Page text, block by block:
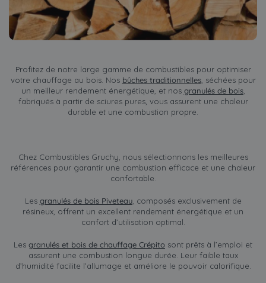
Profitez de notre large gamme de combustibles pour optimiser
votre chauffage au bois. Nos bûches traditionnelles, séchées pour
un meilleur rendement énergétique, et nos granulés de bois,
fabriqués à partir de sciures pures, vous assurent une chaleur
durable et une combustion propre.
Chez Combustibles Gruchy, nous sélectionnons les meilleures
références pour garantir une combustion efficace et une chaleur
confortable.
Les granulés de bois Piveteau, composés exclusivement de
résineux, offrent un excellent rendement énergétique et un
confort d’utilisation optimal.
Les granulés et bois de chauffage Crépito sont prêts à l’emploi et
assurent une combustion longue durée. Leur faible taux
d’humidité facilite l’allumage et améliore le pouvoir calorifique.